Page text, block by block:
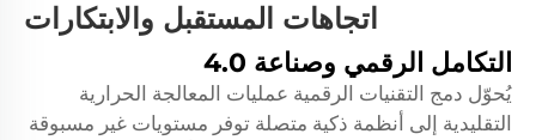
اتجاهات المستقبل والابتكارات
التكامل الرقمي وصناعة 4.0
يُحوّل دمج التقنيات الرقمية عمليات المعالجة الحرارية
التقليدية إلى أنظمة ذكية متصلة توفر مستويات غير مسبوقة